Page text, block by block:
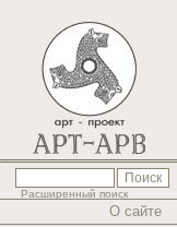
Расширенный поиск
О сайте